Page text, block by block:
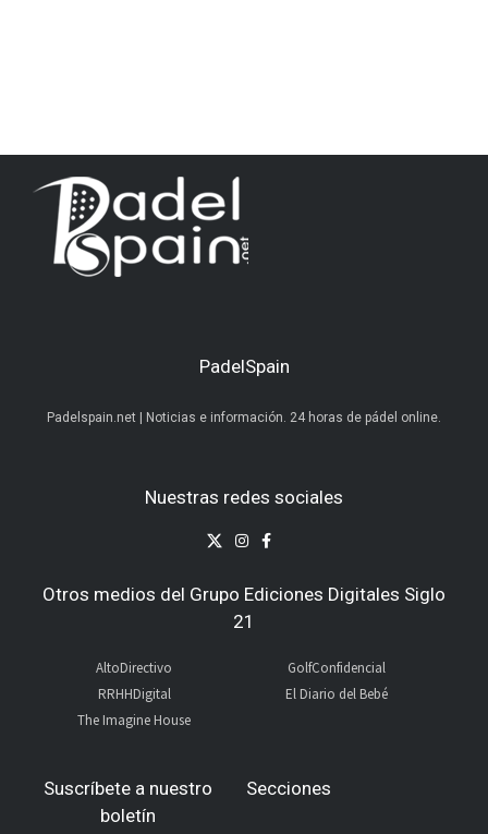
PadelSpain
Padelspain.net | Noticias e información. 24 horas de pádel online.
Nuestras redes sociales
Otros medios del Grupo Ediciones Digitales Siglo
21
AltoDirectivo
RRHHDigital
The Imagine House
GolfConfidencial
El Diario del Bebé
Suscríbete a nuestro
boletín
Secciones